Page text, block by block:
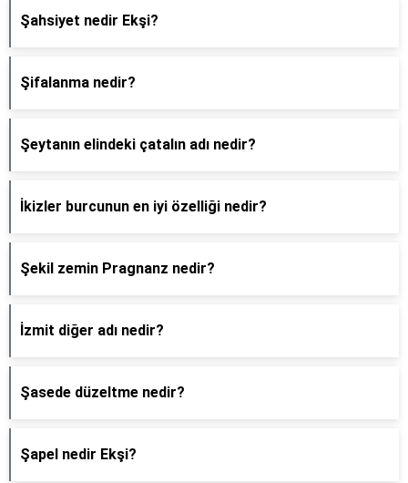
Şahsiyet nedir Ekşi?
Şifalanma nedir?
Şeytanın elindeki çatalın adı nedir?
İkizler burcunun en iyi özelliği nedir?
Şekil zemin Pragnanz nedir?
İzmit diğer adı nedir?
Şasede düzeltme nedir?
Şapel nedir Ekşi?